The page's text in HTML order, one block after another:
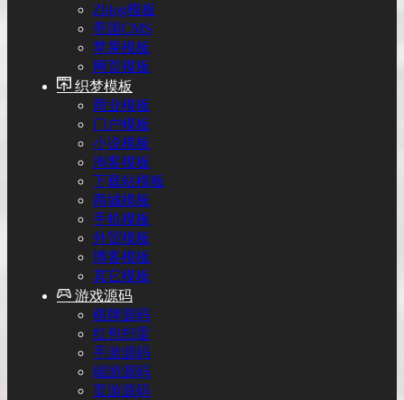
Zblog模板
帝国CMS
苹果模板
网页模板
织梦模板
商业模板
门户模板
小说模板
淘客模板
下载站模板
商城模板
手机模板
外贸模板
博客模板
其它模板
游戏源码
棋牌源码
红包扫雷
手游源码
端游源码
页游源码